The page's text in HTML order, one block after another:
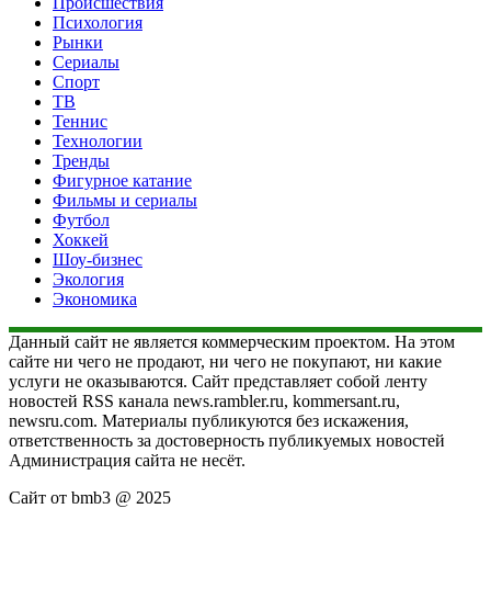
Психология
Рынки
Сериалы
Спорт
ТВ
Теннис
Технологии
Тренды
Фигурное катание
Фильмы и сериалы
Футбол
Хоккей
Шоу-бизнес
Экология
Экономика
Данный сайт не является коммерческим проектом. На этом
сайте ни чего не продают, ни чего не покупают, ни какие
услуги не оказываются. Сайт представляет собой ленту
новостей RSS канала news.rambler.ru, kommersant.ru,
newsru.com. Материалы публикуются без искажения,
ответственность за достоверность публикуемых новостей
Администрация сайта не несёт.
Сайт от bmb3 @ 2025